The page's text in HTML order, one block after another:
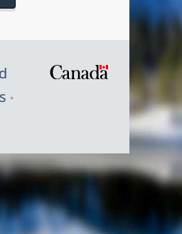
Symbole
du
Canada